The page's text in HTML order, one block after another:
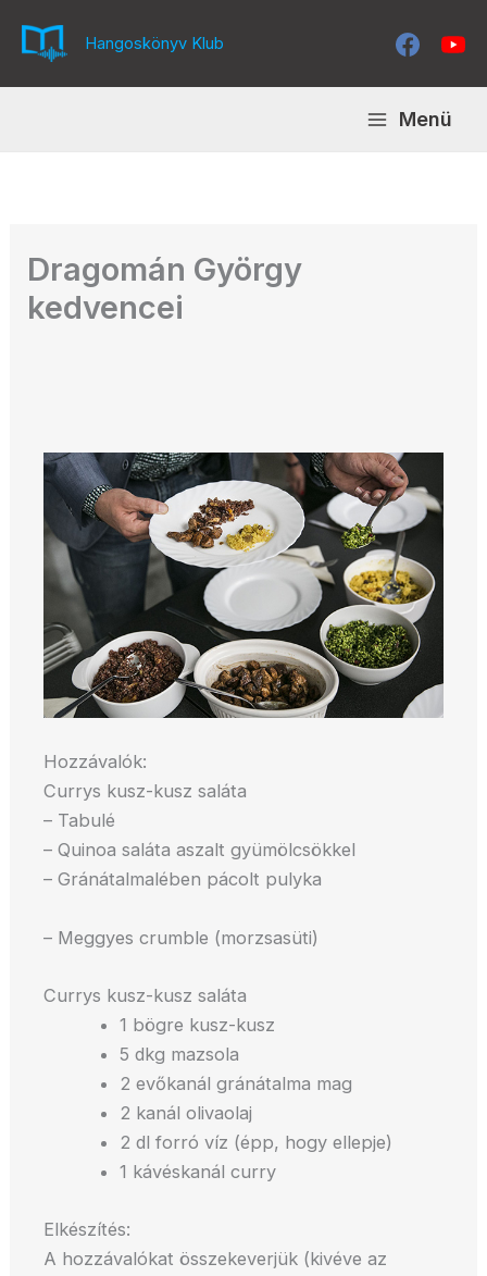
Hangoskönyv Klub
Menü
Dragomán György
kedvencei
Hozzávalók:
Currys kusz-kusz saláta
– Tabulé
– Quinoa saláta aszalt gyümölcsökkel
– Gránátalmalében pácolt pulyka
– Meggyes crumble (morzsasüti)
Currys kusz-kusz saláta
1 bögre kusz-kusz
5 dkg mazsola
2 evőkanál gránátalma mag
2 kanál olivaolaj
2 dl forró víz (épp, hogy ellepje)
1 kávéskanál curry
Elkészítés:
A hozzávalókat összekeverjük (kivéve az